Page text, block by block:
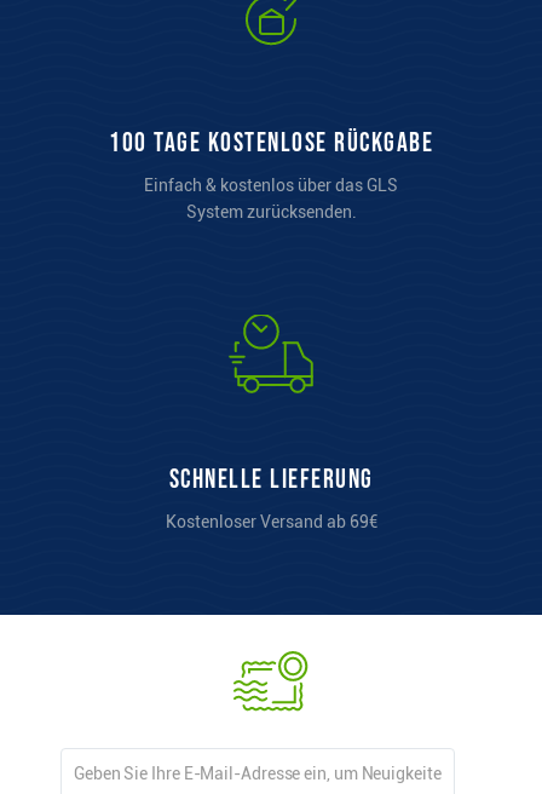
100 Tage kostenlose Rückgabe
Einfach & kostenlos über das GLS
System zurücksenden.
Schnelle Lieferung
Kostenloser Versand ab 69€